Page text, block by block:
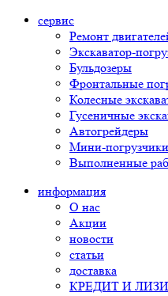
сервис
Ремонт
Экскаватор-
Бульдозеры
Фронтальные
Колесные
Гусеничные
Автогрейдеры
Мини-погрузчики
Выполненные
информация
О нас
Акции
новости
статьи
доставка
КРЕДИТ И